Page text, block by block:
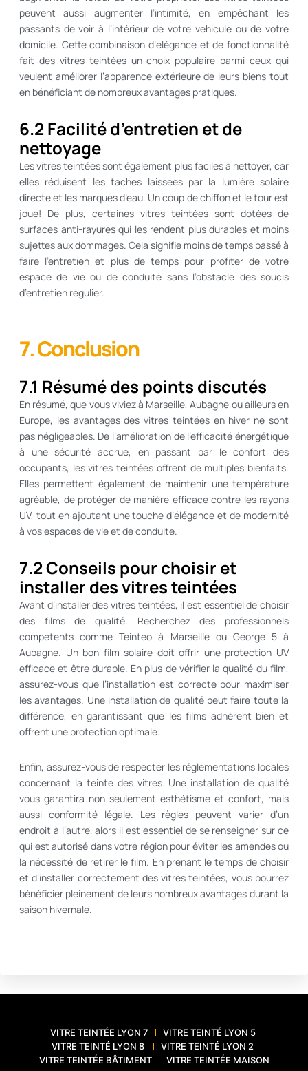
peuvent aussi augmenter l’intimité, en empêchant les
passants de voir à l’intérieur de votre véhicule ou de votre
domicile. Cette combinaison d’élégance et de fonctionnalité
fait des vitres teintées un choix populaire parmi ceux qui
veulent améliorer l’apparence extérieure de leurs biens tout
en bénéficiant de nombreux avantages pratiques.
6.2 Facilité d’entretien et de
nettoyage
Les vitres teintées sont également plus faciles à nettoyer, car
elles réduisent les taches laissées par la lumière solaire
directe et les marques d’eau. Un coup de chiffon et le tour est
joué! De plus, certaines vitres teintées sont dotées de
surfaces anti-rayures qui les rendent plus durables et moins
sujettes aux dommages. Cela signifie moins de temps passé à
faire l’entretien et plus de temps pour profiter de votre
espace de vie ou de conduite sans l’obstacle des soucis
d’entretien régulier.
7. Conclusion
7.1 Résumé des points discutés
En résumé, que vous viviez à Marseille, Aubagne ou ailleurs en
Europe, les avantages des vitres teintées en hiver ne sont
pas négligeables. De l’amélioration de l’efficacité énergétique
à une sécurité accrue, en passant par le confort des
occupants, les vitres teintées offrent de multiples bienfaits.
Elles permettent également de maintenir une température
agréable, de protéger de manière efficace contre les rayons
UV, tout en ajoutant une touche d’élégance et de modernité
à vos espaces de vie et de conduite.
7.2 Conseils pour choisir et
installer des vitres teintées
Avant d’installer des vitres teintées, il est essentiel de choisir
des films de qualité. Recherchez des professionnels
compétents comme Teinteo à Marseille ou George 5 à
Aubagne. Un bon film solaire doit offrir une protection UV
efficace et être durable. En plus de vérifier la qualité du film,
assurez-vous que l’installation est correcte pour maximiser
les avantages. Une installation de qualité peut faire toute la
différence, en garantissant que les films adhèrent bien et
offrent une protection optimale.
Enfin, assurez-vous de respecter les réglementations locales
concernant la teinte des vitres. Une installation de qualité
vous garantira non seulement esthétisme et confort, mais
aussi conformité légale. Les règles peuvent varier d’un
endroit à l’autre, alors il est essentiel de se renseigner sur ce
qui est autorisé dans votre région pour éviter les amendes ou
la nécessité de retirer le film. En prenant le temps de choisir
et d’installer correctement des vitres teintées, vous pourrez
bénéficier pleinement de leurs nombreux avantages durant la
saison hivernale.
VITRE TEINTÉE LYON 7
VITRE TEINTÉ LYON 5
VITRE TEINTÉ LYON 8
VITRE TEINTÉ LYON 2
VITRE TEINTÉE BÂTIMENT
VITRE TEINTÉE MAISON